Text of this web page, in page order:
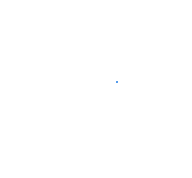
Pradėti jau šiandien